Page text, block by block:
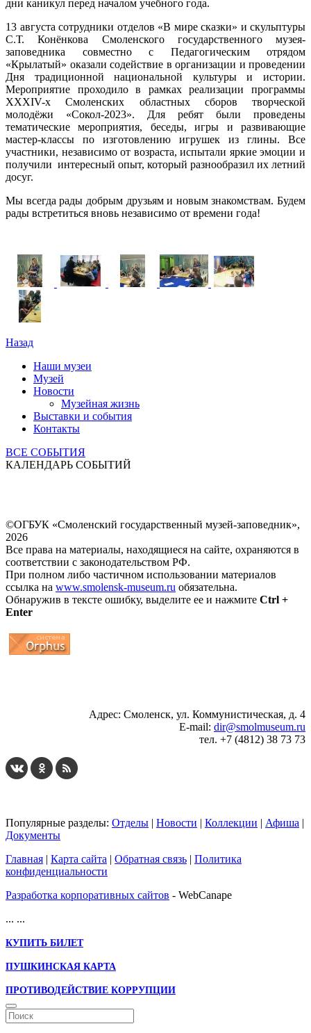
дни каникул перед началом учебного года.
13 августа сотрудники отделов «В мире сказки» и скульптуры
С.Т. Конёнкова Смоленского государственного музея-
заповедника совместно с Педагогическим отрядом
«Крылатый» оказали содействие в организации и проведении
Дня традиционной национальной культуры и истории.
Мероприятие проходило в рамках реализации программы
XXXIV-х Смоленских областных сборов творческой
молодёжи «Сокол-2023». Для ребят были проведены
тематические мероприятия, беседы, игры и развивающие
мастер-классы по изготовлению игрушек из глины. Все
участники, независимо от возраста, испытали яркие эмоции и
получили интересный опыт, который разнообразил их летний
досуг.
Мы всегда рады добрым друзьям и новым знакомствам. Будем
рады встретиться вновь независимо от времени года!
Назад
Наши музеи
Музей
Новости
Музейная жизнь
Выставки и события
Контакты
ВСЕ СОБЫТИЯ
КАЛЕНДАРЬ СОБЫТИЙ
©ОГБУК «Смоленский государственный музей-заповедник»,
2026
Все права на материалы, находящиеся на сайте, охраняются в
соответствии с законодательством РФ.
При полном либо частичном использовании материалов
ссылка на www.smolensk-museum.ru обязательна.
Обнаружив в тексте ошибку, выделите ее и нажмите Ctrl +
Enter
Адрес: Смоленск, ул. Коммунистическая, д. 4
E-mail: dir@smolmuseum.ru
тел. +7 (4812) 38 73 73
Популярные разделы: Отделы | Новости | Коллекции | Афиша |
Документы
Главная | Карта сайта | Обратная связь | Политика
конфиденциальности
Разработка корпоративных сайтов - WebCanape
... ...
КУПИТЬ БИЛЕТ
ПУШКИНСКАЯ КАРТА
ПРОТИВОДЕЙСТВИЕ КОРРУПЦИИ